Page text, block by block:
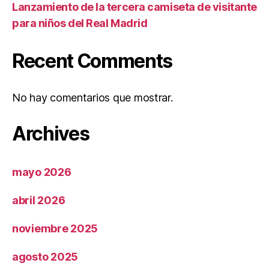
Lanzamiento de la tercera camiseta de visitante
para niños del Real Madrid
Recent Comments
No hay comentarios que mostrar.
Archives
mayo 2026
abril 2026
noviembre 2025
agosto 2025